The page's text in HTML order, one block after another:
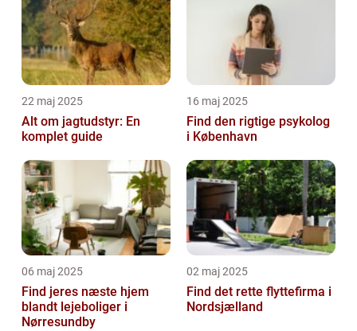
22 maj 2025
Alt om jagtudstyr: En
komplet guide
16 maj 2025
Find den rigtige psykolog
i København
06 maj 2025
Find jeres næste hjem
blandt lejeboliger i
Nørresundby
02 maj 2025
Find det rette flyttefirma i
Nordsjælland